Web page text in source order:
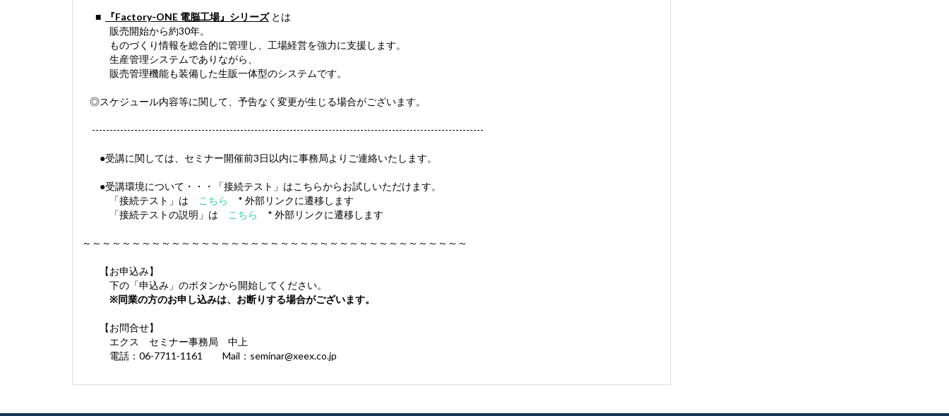
■ 『Factory-ONE 電脳工場』シリーズとは
販売開始から約30年。
ものづくり情報を総合的に管理し、工場経営を強力に支援します。
生産管理システムでありながら、
販売管理機能も装備した生販一体型のシステムです。
◎スケジュール内容等に関して、予告なく変更が生じる場合がございます。
---------------------------------------------------------------------------------------------------------------
●受講に関しては、セミナー開催前3日以内に事務局よりご連絡いたします。
●受講環境について・・・「接続テスト」はこちらからお試しいただけます。
「接続テスト」は
こちら
* 外部リンクに遷移します
「接続テストの説明」は
こちら * 外部リンクに遷移します
～～～～～～～～～～～～～～～～～～～～～～～～～～～～～～～～～～～～～～～
【お申込み】
下の「申込み」のボタンから開始してください。
※同業の方のお申し込みは、お断りする場合がございます。
【お問合せ】
エクス セミナー事務局 中上
電話：06-7711-1161 Mail： seminar@xeex.co.jp